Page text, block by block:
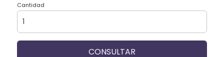
Cantidad
CONSULTAR